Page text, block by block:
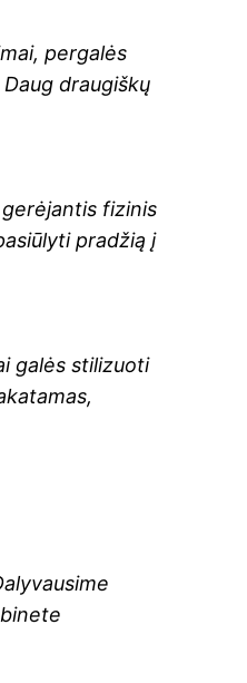
pergalės
draugiškų
fizinis
pradžią į
galės stilizuoti